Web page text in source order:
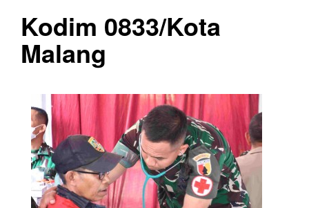
Kodim 0833/Kota
Malang